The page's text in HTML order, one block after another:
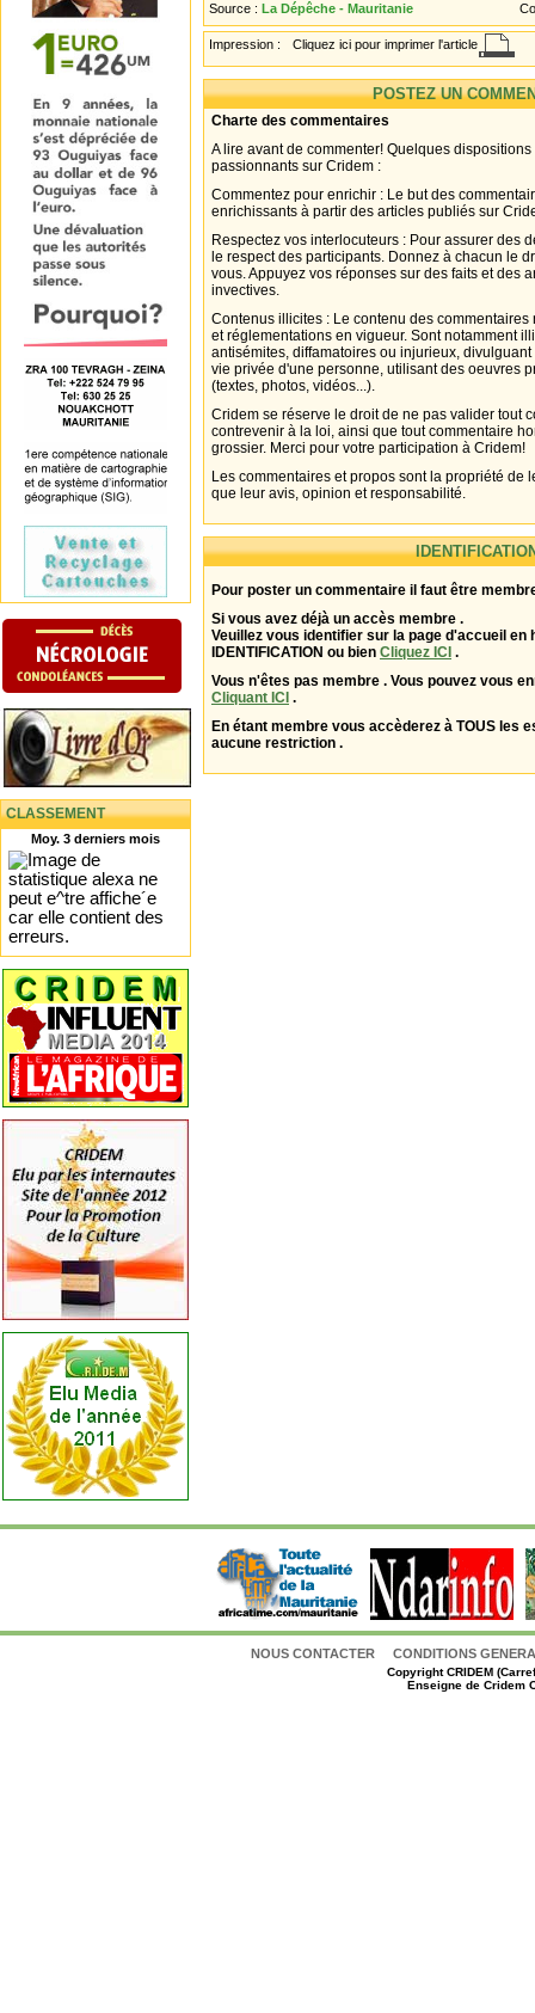
CLASSEMENT
Moy. 3 derniers mois
Source : La Dépêche - Mauritanie
Impression : Cliquez ici pour imprimer l'article
POSTEZ UN
Charte des commentaires
A lire avant de commenter! Quelques
passionnants sur Cridem :
Commentez pour enrichir : Le but des
enrichissants à partir des articles publiés sur
Respectez vos interlocuteurs : Pour assurer des
le respect des participants. Donnez à chacun le
vous. Appuyez vos réponses sur des faits et des
invectives.
Contenus illicites : Le contenu des
et réglementations en vigueur. Sont notamment
antisémites, diffamatoires ou injurieux,
vie privée d'une personne, utilisant des oeuvres
(textes, photos, vidéos...).
Cridem se réserve le droit de ne pas valider tout
contrevenir à la loi, ainsi que tout commentaire
grossier. Merci pour votre participation à Cridem!
Les commentaires et propos sont la propriété de
que leur avis, opinion et responsabilité.
Pour poster un commentaire il faut être
Si vous avez déjà un accès membre .
Veuillez vous identifier sur la page d'accueil en
IDENTIFICATION ou bien Cliquez ICI .
Vous n'êtes pas membre . Vous pouvez vous
Cliquant ICI .
En étant membre vous accèderez à TOUS les
aucune restriction .
NOUS CONTACTER CONDITIONS
CopyrightCRIDEM
Enseigne de Cridem